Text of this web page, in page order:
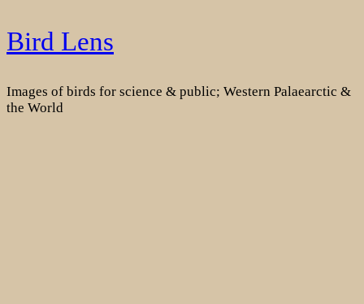
Skip
to
Bird Lens
Images of birds for science & public; Western Palaearctic &
the World